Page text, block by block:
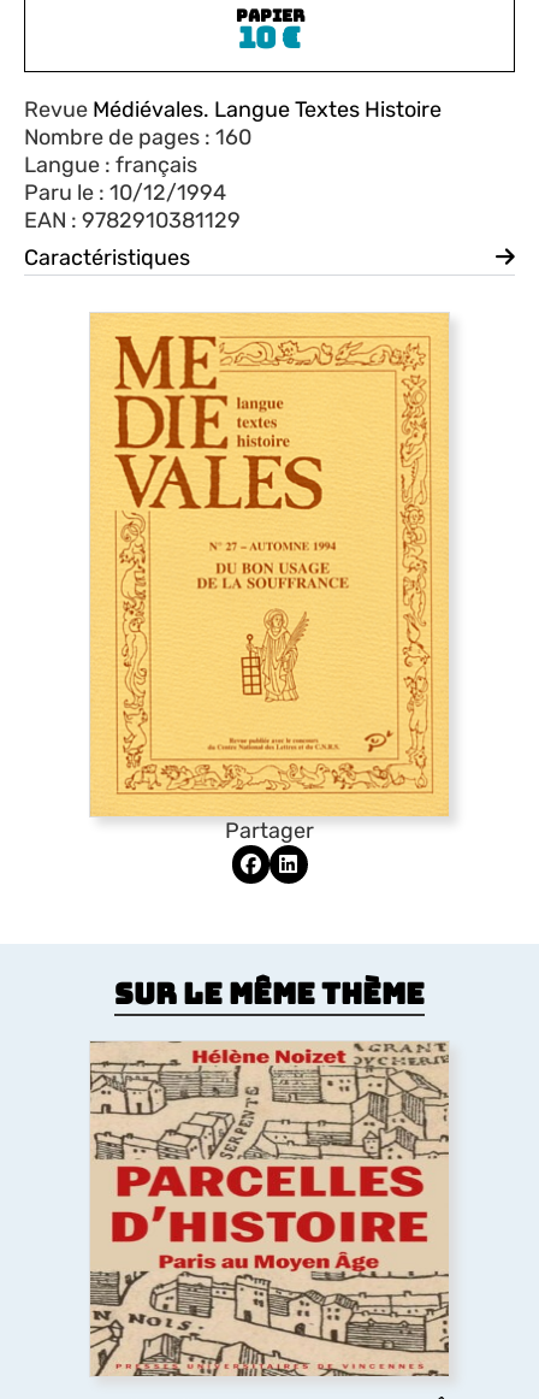
Partager
PAPIER
10€
Revue Médiévales. Langue Textes Histoire
Nombre de pages : 160
Langue : français
Paru le : 10/12/1994
EAN : 9782910381129
Caractéristiques
Sur le même thème
Parcelles d’histoire. Paris au Moyen
Âge
Comment le Moyen Âge a dessiné la forme de la
ville de Paris ? Les églises, la trame des rues, les
lotissements, la poésie urbaine montrent
comment les pratiques des habitants médiévaux
ont durablement structuré l’espace urbain
parisien.